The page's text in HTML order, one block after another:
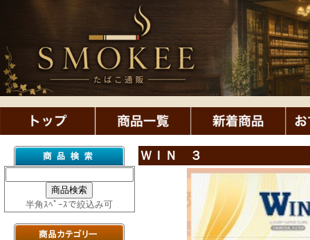
半角ｽﾍﾟｰｽで絞込み可
ＷＩＮ ３